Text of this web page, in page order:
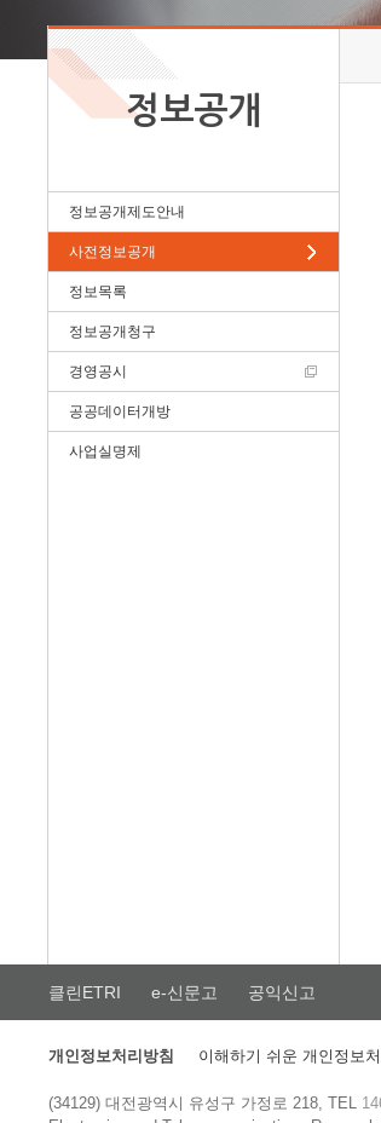
정보공개
정보공개제도안내
사전정보공개
정보목록
정보공개청구
경영공시
공공데이터개방
사업실명제
클린ETRI e-신문고 공익신고
개인정보처리방침 이해하기 쉬운 개인정보
(34129) 대전광역시 유성구 가정로 218, TEL